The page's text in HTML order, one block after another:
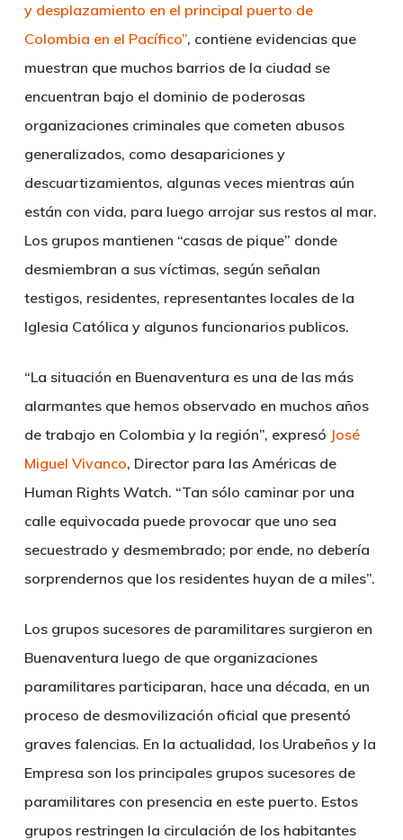
y desplazamiento en el principal puerto de
Colombia en el Pacífico”, contiene evidencias que
muestran que muchos barrios de la ciudad se
encuentran bajo el dominio de poderosas
organizaciones criminales que cometen abusos
generalizados, como desapariciones y
descuartizamientos, algunas veces mientras aún
están con vida, para luego arrojar sus restos al mar.
Los grupos mantienen “casas de pique” donde
desmiembran a sus víctimas, según señalan
testigos, residentes, representantes locales de la
Iglesia Católica y algunos funcionarios publicos.
“La situación en Buenaventura es una de las más
alarmantes que hemos observado en muchos años
de trabajo en Colombia y la región”, expresó José
Miguel Vivanco, Director para las Américas de
Human Rights Watch. “Tan sólo caminar por una
calle equivocada puede provocar que uno sea
secuestrado y desmembrado; por ende, no debería
sorprendernos que los residentes huyan de a miles”.
Los grupos sucesores de paramilitares surgieron en
Buenaventura luego de que organizaciones
paramilitares participaran, hace una década, en un
proceso de desmovilización oficial que presentó
graves falencias. En la actualidad, los Urabeños y la
Empresa son los principales grupos sucesores de
paramilitares con presencia en este puerto. Estos
grupos restringen la circulación de los habitantes